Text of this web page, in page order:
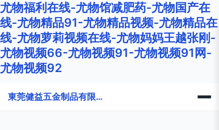
尤物福利在线-尤物馆减肥药-尤物国产在
线-尤物精品91-尤物精品视频-尤物精品在
线-尤物萝莉视频在线-尤物妈妈王越张刚-
尤物视频66-尤物视频91-尤物视频91网-
尤物视频92
東莞健益五金制品有限公司